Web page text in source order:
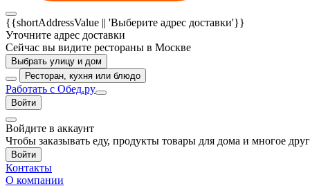
{{shortAddressValue || 'Выберите адрес доставки'}}
Уточните адрес доставки
Сейчас вы видите рестораны в Москве
Выбрать улицу и дом
Ресторан, кухня или блюдо
Работать с Обед.ру
Войти
Войдите в аккаунт
Чтобы заказывать еду, продукты товары для дома и многое
Войти
Контакты
О компании